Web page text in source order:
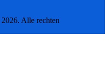
Alle rechten